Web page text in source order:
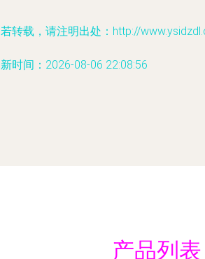
转载，请注明出处：http://
时间：2026-08-06 22:08:56
产品列表